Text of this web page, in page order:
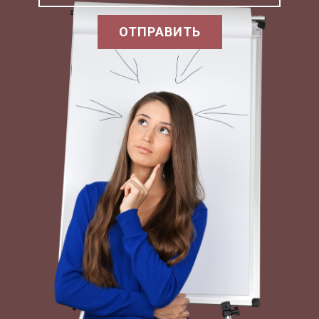
Важный элемент регулирования денежного
обращения - сужение сферы применения
наличных денег. У нас этот вопрос пока
решается только путем ограничения
использования наличных денег в расчетах
между предприятиями четырехкратным
размером минимальной заработной платы,
внедрением расчетных чеков, используемых
вкладчиками для расчетов в розничной
торговле. Они настолько взаимосвязаны,
переплетены, что разграничение становится
совсем ненужным.
Деньги в своем обращении постоянно
переходят из наличных в безналичные и
наоборот.
Выручка предприятия розничной торговли,
ОТПРАВИТЬ